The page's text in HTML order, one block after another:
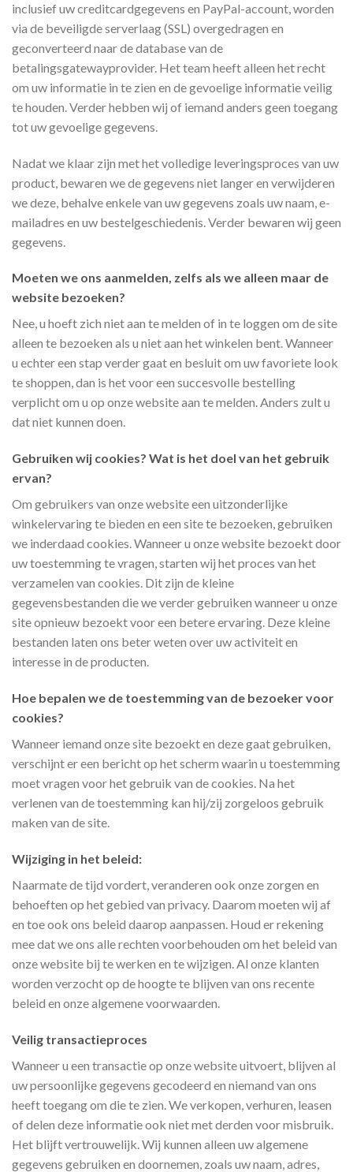
inclusief uw creditcardgegevens en PayPal-account, worden
via de beveiligde serverlaag (SSL) overgedragen en
geconverteerd naar de database van de
betalingsgatewayprovider. Het team heeft alleen het recht
om uw informatie in te zien en de gevoelige informatie veilig
te houden. Verder hebben wij of iemand anders geen toegang
tot uw gevoelige gegevens.
Nadat we klaar zijn met het volledige leveringsproces van uw
product, bewaren we de gegevens niet langer en verwijderen
we deze, behalve enkele van uw gegevens zoals uw naam, e-
mailadres en uw bestelgeschiedenis. Verder bewaren wij geen
gegevens.
Moeten we ons aanmelden, zelfs als we alleen maar de
website bezoeken?
Nee, u hoeft zich niet aan te melden of in te loggen om de site
alleen te bezoeken als u niet aan het winkelen bent. Wanneer
u echter een stap verder gaat en besluit om uw favoriete look
te shoppen, dan is het voor een succesvolle bestelling
verplicht om u op onze website aan te melden. Anders zult u
dat niet kunnen doen.
Gebruiken wij cookies? Wat is het doel van het gebruik
ervan?
Om gebruikers van onze website een uitzonderlijke
winkelervaring te bieden en een site te bezoeken, gebruiken
we inderdaad cookies. Wanneer u onze website bezoekt door
uw toestemming te vragen, starten wij het proces van het
verzamelen van cookies. Dit zijn de kleine
gegevensbestanden die we verder gebruiken wanneer u onze
site opnieuw bezoekt voor een betere ervaring. Deze kleine
bestanden laten ons beter weten over uw activiteit en
interesse in de producten.
Hoe bepalen we de toestemming van de bezoeker voor
cookies?
Wanneer iemand onze site bezoekt en deze gaat gebruiken,
verschijnt er een bericht op het scherm waarin u toestemming
moet vragen voor het gebruik van de cookies. Na het
verlenen van de toestemming kan hij/zij zorgeloos gebruik
maken van de site.
Wijziging in het beleid:
Naarmate de tijd vordert, veranderen ook onze zorgen en
behoeften op het gebied van privacy. Daarom moeten wij af
en toe ook ons beleid daarop aanpassen. Houd er rekening
mee dat we ons alle rechten voorbehouden om het beleid van
onze website bij te werken en te wijzigen. Al onze klanten
worden verzocht op de hoogte te blijven van ons recente
beleid en onze algemene voorwaarden.
Veilig transactieproces
Wanneer u een transactie op onze website uitvoert, blijven al
uw persoonlijke gegevens gecodeerd en niemand van ons
heeft toegang om die te zien. We verkopen, verhuren, leasen
of delen deze informatie ook niet met derden voor misbruik.
Het blijft vertrouwelijk. Wij kunnen alleen uw algemene
gegevens gebruiken en doornemen, zoals uw naam, adres,